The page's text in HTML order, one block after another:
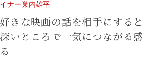
イナー巣内雄平
好きな映画の話を相手にすると
深いところで一気につながる
る